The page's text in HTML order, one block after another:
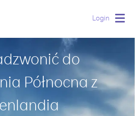
Login
do
Północna z